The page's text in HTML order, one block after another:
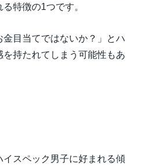
特徴の1つです。
目当てではないか？」とハ
持たれてしまう可能性もあ
スペック男子に好まれる傾